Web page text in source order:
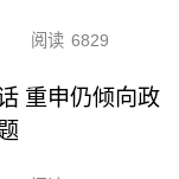
阅读 6829
重申仍倾向政